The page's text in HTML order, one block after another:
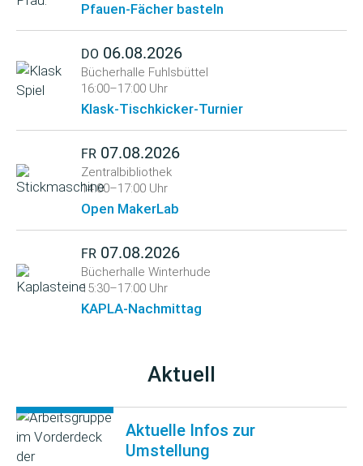
Pfauen-Fächer basteln
DO 06.08.2026
Bücherhalle Fuhlsbüttel
16:00–17:00 Uhr
Klask-Tischkicker-Turnier
FR 07.08.2026
Zentralbibliothek
14:00–17:00 Uhr
Open MakerLab
FR 07.08.2026
Bücherhalle Winterhude
15:30–17:00 Uhr
KAPLA-Nachmittag
Aktuell
Aktuelle Infos zur
Umstellung